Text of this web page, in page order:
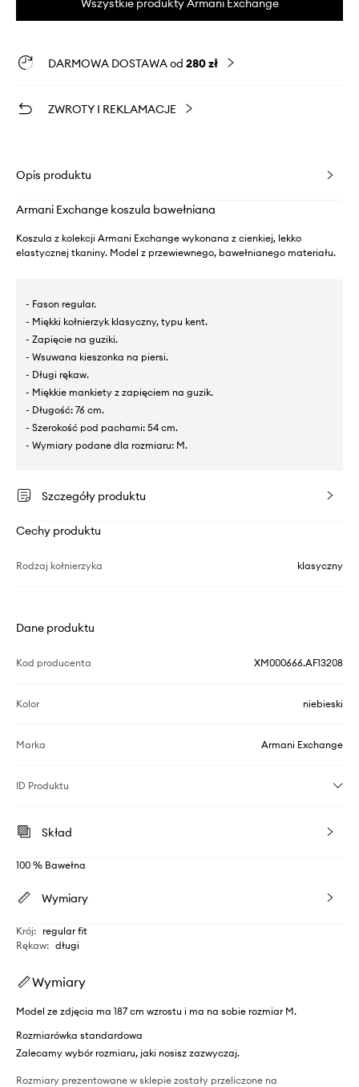
Wszystkie produkty Armani Exchange
DARMOWA DOSTAWA od 280 zł
ZWROTY I REKLAMACJE
Opis produktu
Armani Exchange koszula bawełniana
Koszula z kolekcji Armani Exchange wykonana z cienkiej, lekko
elastycznej tkaniny. Model z przewiewnego, bawełnianego materiału.
- Fason regular.
- Miękki kołnierzyk klasyczny, typu kent.
- Zapięcie na guziki.
- Wsuwana kieszonka na piersi.
- Długi rękaw.
- Miękkie mankiety z zapięciem na guzik.
- Długość: 76 cm.
- Szerokość pod pachami: 54 cm.
- Wymiary podane dla rozmiaru: M.
Szczegóły produktu
Cechy produktu
Rodzaj kołnierzyka klasyczny
Dane produktu
Kod producenta XM000666.AF13208
Kolor niebieski
Marka Armani Exchange
ID Produktu
Skład
100 % Bawełna
Wymiary
Krój: regular fit
Rękaw: długi
Wymiary
Model ze zdjęcia ma 187 cm wzrostu i ma na sobie rozmiar M.
Rozmiarówka standardowa
Zalecamy wybór rozmiaru, jaki nosisz zazwyczaj.
Rozmiary prezentowane w sklepie zostały przeliczone na